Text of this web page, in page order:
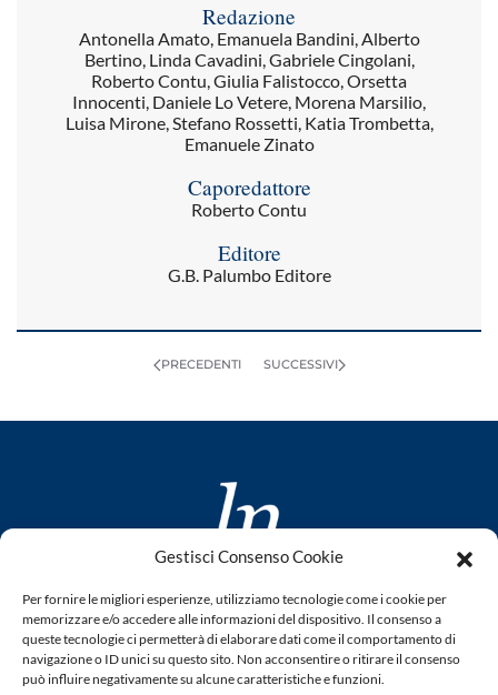
Gestisci Consenso Cookie
Per fornire le migliori esperienze, utilizziamo tecnologie come i cookie per
memorizzare e/o accedere alle informazioni del dispositivo. Il consenso a
queste tecnologie ci permetterà di elaborare dati come il comportamento di
navigazione o ID unici su questo sito. Non acconsentire o ritirare il consenso
può influire negativamente su alcune caratteristiche e funzioni.
Redazione
Antonella Amato, Emanuela Bandini, Alberto
Bertino, Linda Cavadini, Gabriele Cingolani,
Roberto Contu, Giulia Falistocco, Orsetta
Innocenti, Daniele Lo Vetere, Morena Marsilio,
Luisa Mirone, Stefano Rossetti, Katia Trombetta,
Emanuele Zinato
Caporedattore
Roberto Contu
Editore
G.B. Palumbo Editore
PRECEDENTI SUCCESSIVI
www.laletteraturaenoi.it
fondato da Romano Luperini
Questo blog non rappresenta una testata giornalistica in
quanto viene aggiornato senza alcuna periodicità. Non può